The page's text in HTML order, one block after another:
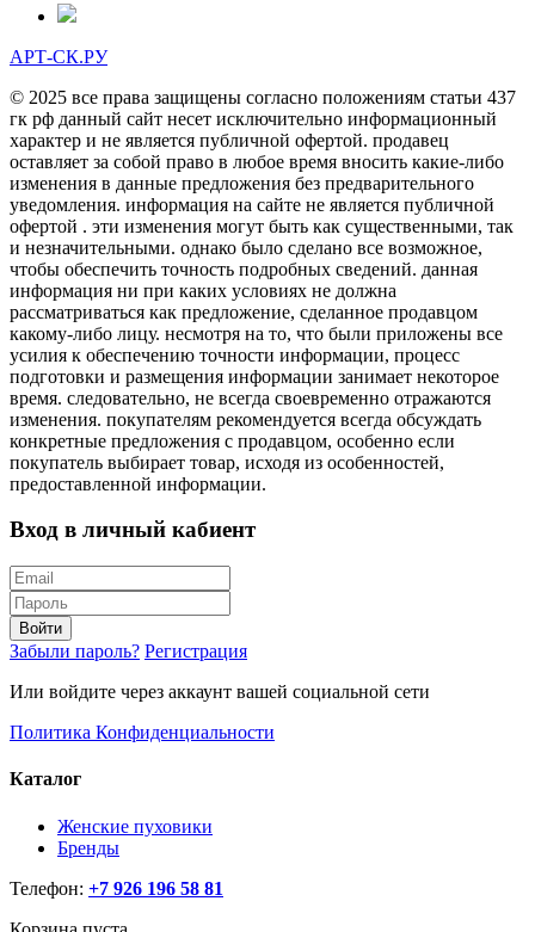
АРТ-СК.РУ
© 2025 все права защищены согласно положениям статьи 437
гк рф данный сайт несет исключительно информационный
характер и не является публичной офертой. продавец
оставляет за собой право в любое время вносить какие-либо
изменения в данные предложения без предварительного
уведомления. информация на сайте не является публичной
офертой . эти изменения могут быть как существенными, так
и незначительными. однако было сделано все возможное,
чтобы обеспечить точность подробных сведений. данная
информация ни при каких условиях не должна
рассматриваться как предложение, сделанное продавцом
какому-либо лицу. несмотря на то, что были приложены все
усилия к обеспечению точности информации, процесс
подготовки и размещения информации занимает некоторое
время. следовательно, не всегда своевременно отражаются
изменения. покупателям рекомендуется всегда обсуждать
конкретные предложения с продавцом, особенно если
покупатель выбирает товар, исходя из особенностей,
предоставленной информации.
Вход в личный кабиент
Войти
Забыли пароль? Регистрация
Или войдите через аккаунт вашей социальной сети
Политика Конфиденциальности
Каталог
Женские пуховики
Бренды
Телефон: +7 926 196 58 81